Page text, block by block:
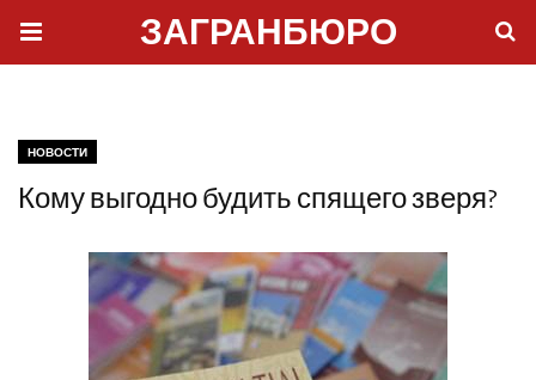
ЗАГРАНБЮРО
НОВОСТИ
Кому выгодно будить спящего зверя?